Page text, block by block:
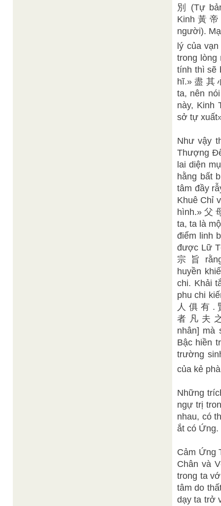
別 (Tự
Kinh 黃
người).
lý của
trong
tính thì sẽ
hĩ.» 盡 其
ta, nên
này, Kinh
sở tự
Như vậy
Thượng
lai diện
hằng bất
tâm đầy
Khuê Chỉ
hình.» 父
ta, ta là
điểm linh
được Lữ
宗 旨
huyền
chi. Khải
phu chi
人 俱 有 .
者 凡 夫
nhân] mà
Bậc hiền
trường
của kẻ
Những
ngự trị
nhau, có
ắt có Ứng.
Cảm Ứng
Chân và
trong ta
tâm do
dạy ta trở